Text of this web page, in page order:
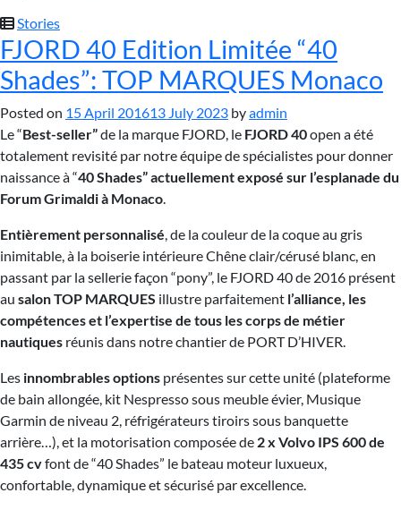
Stories
FJORD 40 Edition Limitée “40
Shades”: TOP MARQUES Monaco
Posted on 15 April 201613 July 2023 byadmin
Le “Best-seller”de la marque FJORD, le FJORD 40open a été
totalement revisité par notre équipe de spécialistes pour donner
naissance à “40 Shades” actuellement exposé sur l’esplanade du
Forum Grimaldi à Monaco.
Entièrement personnalisé, de la couleur de la coque au gris
inimitable, à la boiserie intérieure Chêne clair/cérusé blanc, en
passant par la sellerie façon “pony”, le FJORD 40 de 2016 présent
au salon TOP MARQUES illustre parfaitement l’alliance, les
compétences et l’expertise de tous les corps de métier
nautiques réunis dans notre chantier de PORT D’HIVER.
Les innombrables options présentes sur cette unité (plateforme
de bain allongée, kit Nespresso sous meuble évier, Musique
Garmin de niveau 2, réfrigérateurs tiroirs sous banquette
arrière…), et la motorisation composée de 2 x Volvo IPS 600 de
435 cvfont de “40 Shades” le bateau moteur luxueux,
confortable, dynamique et sécurisé par excellence.